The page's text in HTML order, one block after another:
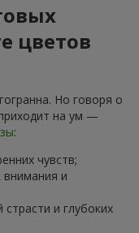
цветов
Но говоря о
на ум —
:
чувств;
и
и глубоких